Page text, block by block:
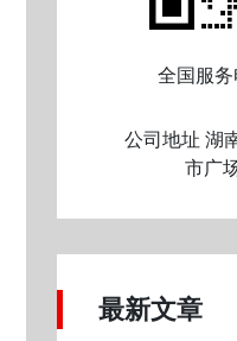
全国服务
公司地址 湖
市广
最新文章